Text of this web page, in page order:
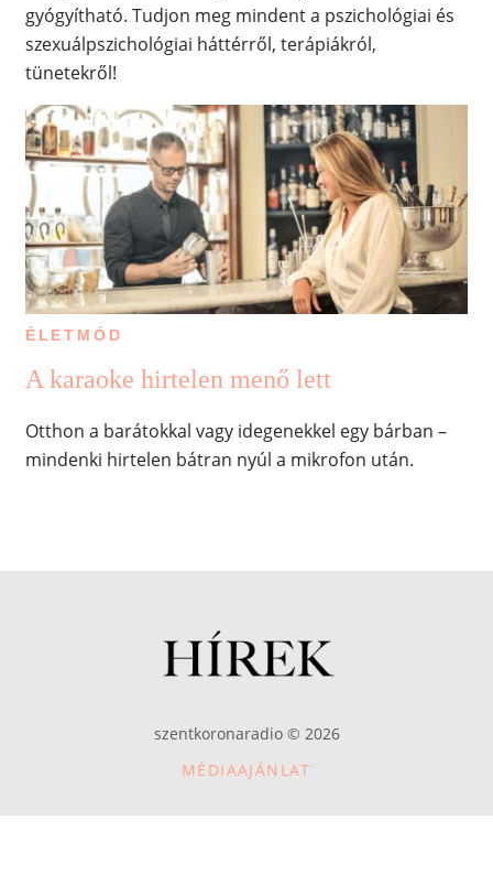
gyógyítható. Tudjon meg mindent a pszichológiai és
szexuálpszichológiai háttérről, terápiákról,
tünetekről!
ÉLETMÓD
A karaoke hirtelen menő lett
Otthon a barátokkal vagy idegenekkel egy bárban –
mindenki hirtelen bátran nyúl a mikrofon után.
szentkoronaradio © 2026
MÉDIAAJÁNLAT